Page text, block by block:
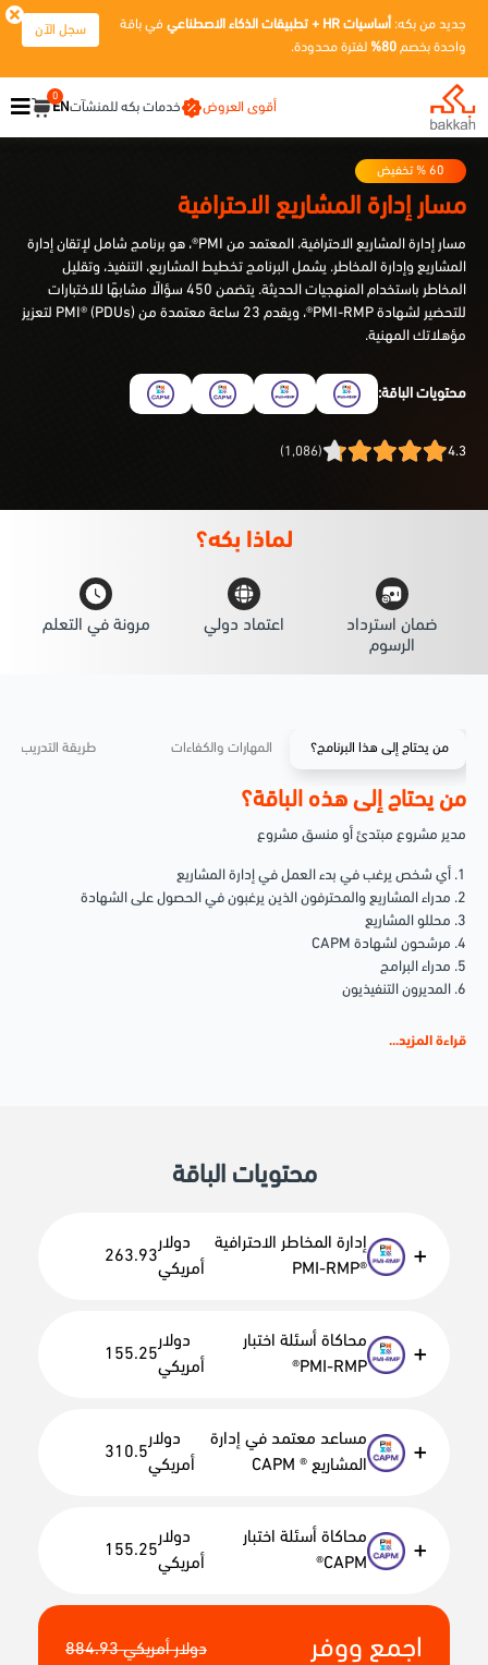
جديد من بكه: أساسيات HR + تطبيقات الذكاء الاصطناعي
في باقة
واحدة بخصم 80% لفترة محدودة.
سجل الآن
أقوى العروض خدمات بكه للمنشآتEN
0
60 % تخفيض
مسار إدارة المشاريع الاحترافية
مسار إدارة المشاريع الاحترافية، المعتمد من PMI®، هو برنامج شامل لإتقان إدارة
المشاريع وإدارة المخاطر. يشمل البرنامج تخطيط المشاريع، التنفيذ، وتقليل
المخاطر باستخدام المنهجيات الحديثة. يتضمن 450 سؤالًا مشابهًا للاختبارات
للتحضير لشهادة PMI-RMP®، ويقدم 23 ساعة معتمدة من PMI® (PDUs) لتعزيز
مؤهلاتك المهنية.
محتويات الباقة:
4.3
(1,086)
لماذا بكه؟
ضمان استرداد
الرسوم
اعتماد دولي مرونة في التعلم
من يحتاج إلى هذا البرنامج؟ المهارات والكفاءات طريقة التدريب
من يحتاج إلى هذه الباقة؟
مدير مشروع مبتدئ أو منسق مشروع
1. أي شخص يرغب في بدء العمل في إدارة المشاريع
2. مدراء المشاريع والمحترفون الذين يرغبون في الحصول على الشهادة
3. محللو المشاريع
4. مرشحون لشهادة CAPM
5. مدراء البرامج
6. المديرون التنفيذيون
قراءة المزيد...
محتويات الباقة
+
إدارة المخاطر الاحترافية
®PMI-RMP
263.93
دولار
أمريكي
+
محاكاة أسئلة اختبار
PMI-RMP®
155.25
دولار
أمريكي
+
مساعد معتمد في إدارة
المشاريع ® CAPM
310.5
دولار
أمريكي
+
محاكاة أسئلة اختبار
CAPM®
155.25
دولار
أمريكي
اجمع ووفر 884.93 دولار أمريكي